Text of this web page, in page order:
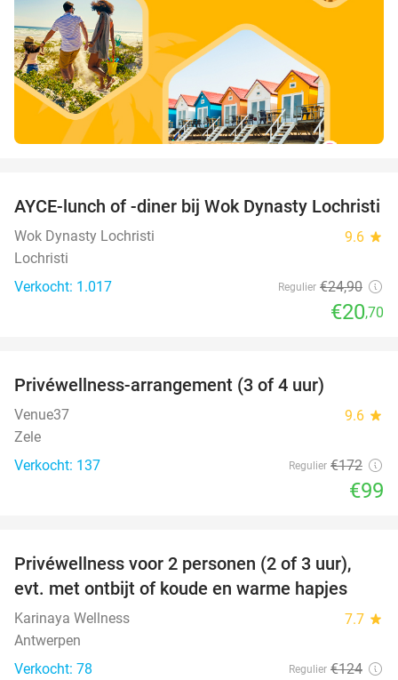
17%
AYCE-lunch of -diner bij Wok Dynasty Lochristi
Wok Dynasty Lochristi 9.6 star
Lochristi
Verkocht: 1.017
Regulier €24,90
€20,70
Privéwellness-arrangement (3 of 4 uur)
Venue37 9.6 star
Zele
Verkocht: 137
Regulier €172
€99
44%
Privéwellness voor 2 personen (2 of 3 uur),
evt. met ontbijt of koude en warme hapjes
Karinaya Wellness 7.7 star
Antwerpen
Verkocht: 78
Regulier €124